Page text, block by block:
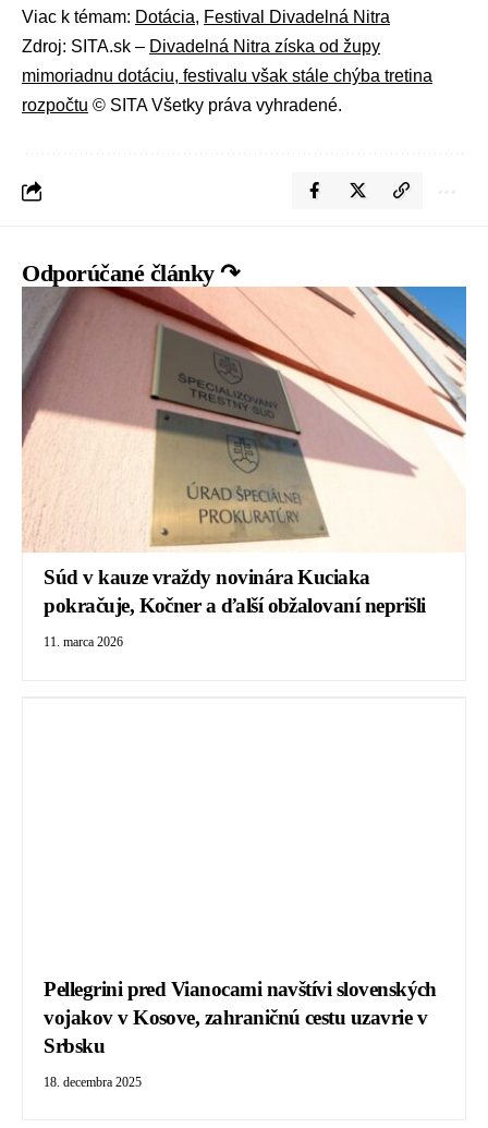
Viac k témam: Dotácia, Festival Divadelná Nitra
Zdroj: SITA.sk – Divadelná Nitra získa od župy
mimoriadnu dotáciu, festivalu však stále chýba tretina
rozpočtu © SITA Všetky práva vyhradené.
Odporúčané články ↷
Súd v kauze vraždy novinára Kuciaka
pokračuje, Kočner a ďalší obžalovaní neprišli
11. marca 2026
Pellegrini pred Vianocami navštívi slovenských
vojakov v Kosove, zahraničnú cestu uzavrie v
Srbsku
18. decembra 2025